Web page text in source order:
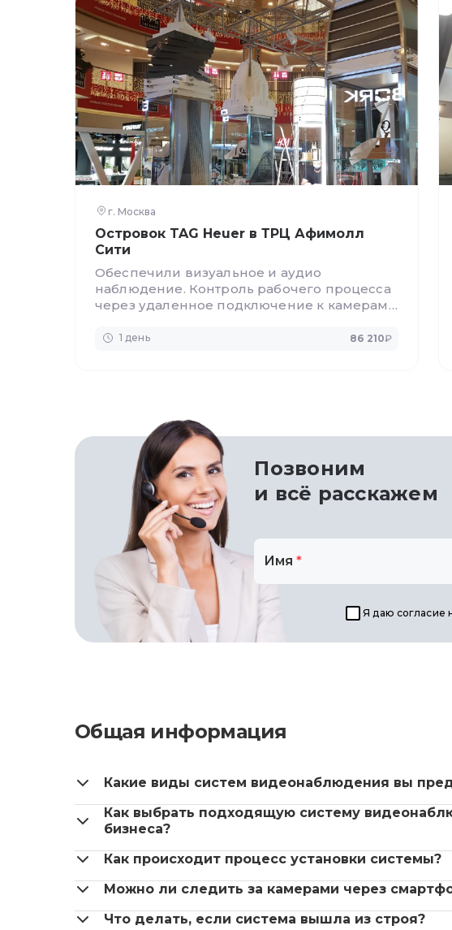
г. Москва
Островок TAG Heuer в ТРЦ Афимолл
Сити
Обеспечили визуальное и аудио
наблюдение. Контроль рабочего процесса
через удаленное подключение к камерам
1 день 86 210₽
Позвоним
и всё расскажем
Имя*
Я даю согласие
Общая информация
Какие виды систем видеонаблюдения вы
Как выбрать подходящую систему
бизнеса?
Как происходит процесс установки системы?
Можно ли следить за камерами через
Что делать, если система вышла из строя?